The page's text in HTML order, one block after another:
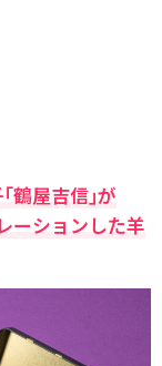
鶴屋吉信｣が
ーションした羊